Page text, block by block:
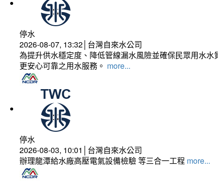
停水
2026-08-07, 13:32│台灣自來水公司
為提升供水穩定度、降低管線漏水風險並確保民眾用水
更安心可靠之用水服務。 more...
停水
2026-08-03, 10:01│台灣自來水公司
辦理龍潭給水廠高壓電氣設備檢驗 等三合一工程 more...